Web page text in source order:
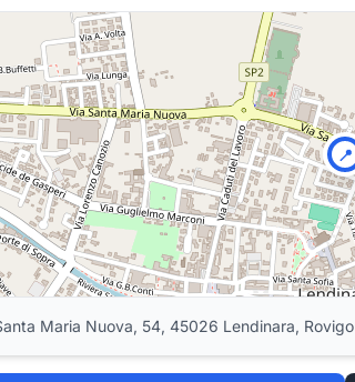
📍
Maria Nuova, 54, 45026 Lendinara, Rovigo